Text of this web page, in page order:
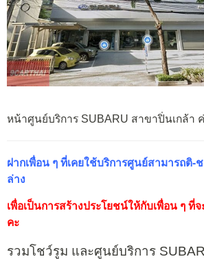
หน้าศูนย์บริการ SUBARU สาขาปิ่นเกล้า
ฝากเพื่อน ๆ ที่เคยใช้บริการศูนย์สามารถติ
ล่าง
เพื่อเป็นการสร้างประโยชน์ให้กับเพื่อน ๆ ที่
คะ
รวมโชว์รูม และศูนย์บริการ